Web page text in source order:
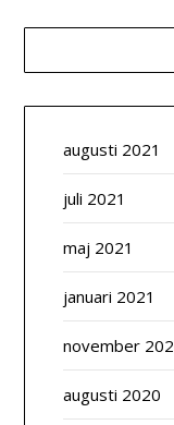
augusti 2021
juli 2021
maj 2021
januari 2021
november
augusti 2020